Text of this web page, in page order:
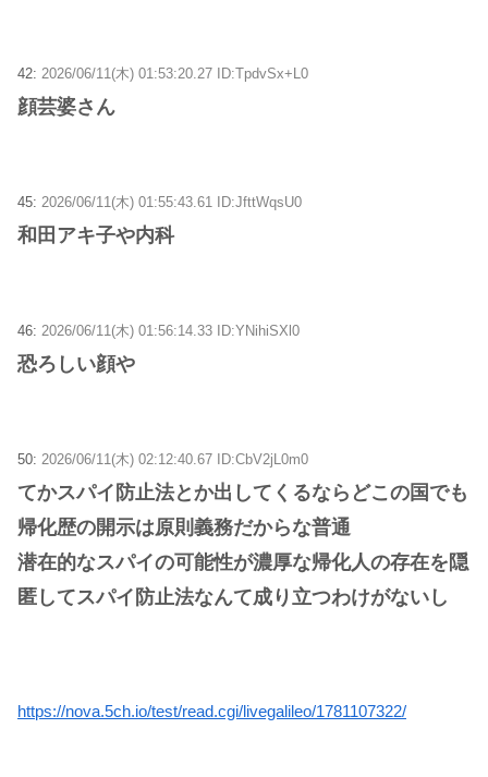
42: 2026/06/11(木) 01:53:20.27 ID:TpdvSx+L0
顔芸婆さん
45: 2026/06/11(木) 01:55:43.61 ID:JfttWqsU0
和田アキ子や内科
46: 2026/06/11(木) 01:56:14.33 ID:YNihiSXl0
恐ろしい顔や
50: 2026/06/11(木) 02:12:40.67 ID:CbV2jL0m0
てかスパイ防止法とか出してくるならどこの国でも
帰化歴の開示は原則義務だからな普通
潜在的なスパイの可能性が濃厚な帰化人の存在を隠
匿してスパイ防止法なんて成り立つわけがないし
https://nova.5ch.io/test/read.cgi/livegalileo/1781107322/